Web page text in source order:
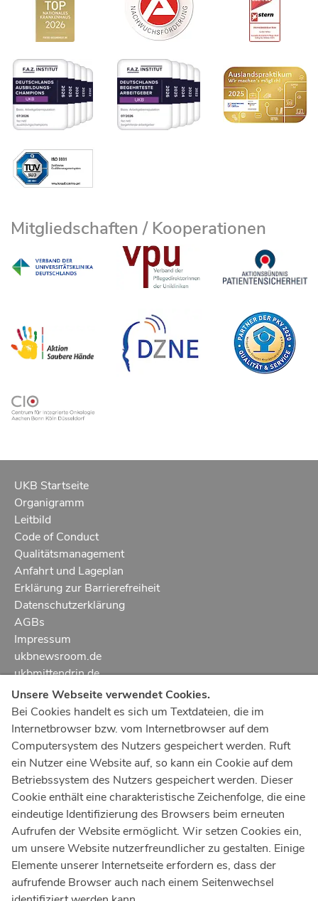
Mitgliedschaften / Kooperationen
UKB Startseite
Organigramm
Leitbild
Code of Conduct
Qualitätsmanagement
Anfahrt und Lageplan
Erklärung zur Barrierefreiheit
Datenschutzerklärung
AGBs
Impressum
ukbnewsroom.de
ukbmittendrin.de
Notruf112
Ärztlicher Notdienst116 117
Giftnotrufzentrale
Tel: +49 22819240
Notfallzentrum Bonn
Kindernotfallzentrum Bonn
UKB-Telefonzentrale
+49 228287 0
Unsere Webseite verwendet Cookies.
Bei Cookies handelt es sich um Textdateien, die im
Internetbrowser bzw. vom Internetbrowser auf dem
Computersystem des Nutzers gespeichert werden. Ruft
ein Nutzer eine Website auf, so kann ein Cookie auf dem
Betriebssystem des Nutzers gespeichert werden. Dieser
Cookie enthält eine charakteristische Zeichenfolge, die eine
eindeutige Identifizierung des Browsers beim erneuten
Aufrufen der Website ermöglicht. Wir setzen Cookies ein,
um unsere Website nutzerfreundlicher zu gestalten. Einige
Elemente unserer Internetseite erfordern es, dass der
aufrufende Browser auch nach einem Seitenwechsel